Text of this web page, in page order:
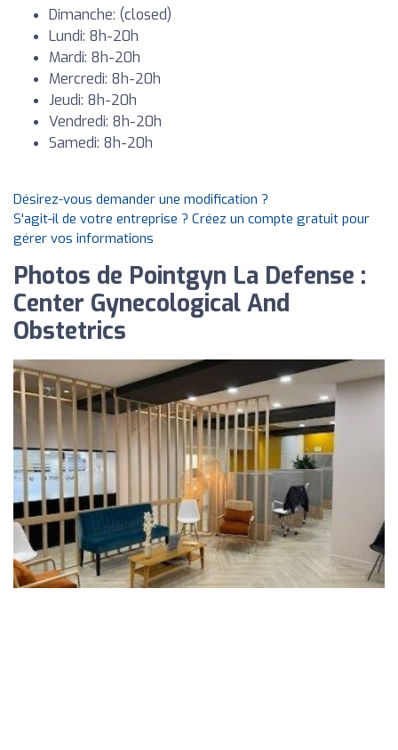
Dimanche: (closed)
Lundi: 8h-20h
Mardi: 8h-20h
Mercredi: 8h-20h
Jeudi: 8h-20h
Vendredi: 8h-20h
Samedi: 8h-20h
Désirez-vous demander une modification ?
S'agit-il de votre entreprise ? Créez un compte gratuit pour
gérer vos informations
Photos de Pointgyn La Defense :
Center Gynecological And
Obstetrics